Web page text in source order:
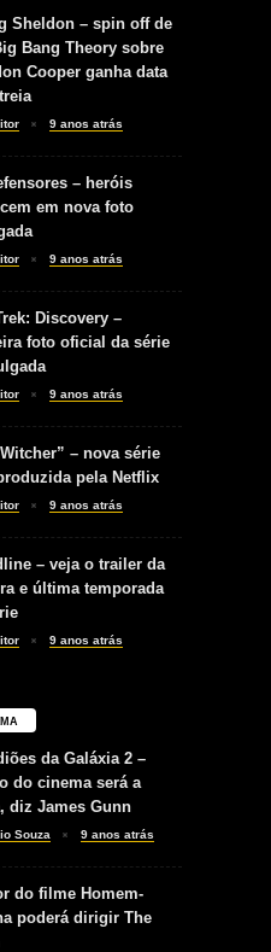
Sheldon – spin off de
Bang Theory sobre
Cooper ganha data
9 anos atrás
– heróis
em nova foto
9 anos atrás
Discovery –
foto oficial da série
9 anos atrás
– nova série
pela Netflix
9 anos atrás
– veja o trailer da
e última temporada
9 anos atrás
da Galáxia 2 –
do cinema será a
diz James Gunn
Souza 9 anos atrás
do filme Homem-
poderá dirigir The